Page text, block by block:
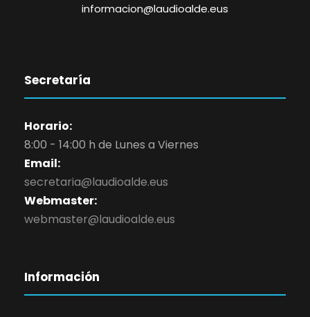
informacion@laudioalde.eus
Secretaría
Horario:
8:00 - 14:00 h de Lunes a Viernes
Email:
secretaria@laudioalde.eus
Webmaster:
webmaster@laudioalde.eus
Información